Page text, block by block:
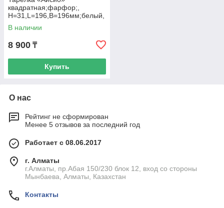
квадратная;фарфор;,
H=31,L=196,B=196мм;белый,
серый
В наличии
8 900 ₸
Купить
О нас
Рейтинг не сформирован
Менее 5 отзывов за последний год
Работает с 08.06.2017
г. Алматы
г.Алматы, пр.Абая 150/230 блок 12, вход со стороны
Мынбаева, Алматы, Казахстан
Контакты